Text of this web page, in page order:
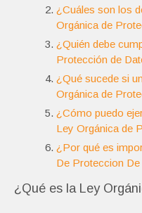
¿Cuáles son los
Orgánica de
¿Quién debe
Protección de
¿Qué sucede si
Orgánica de
¿Cómo puedo
Ley Orgánica de
¿Por qué es
De Proteccion
¿Qué es la Ley